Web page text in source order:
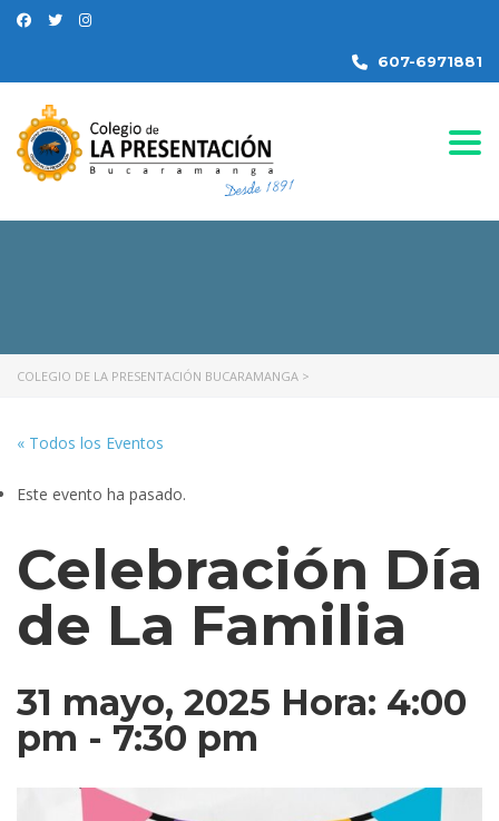
607-6971881
COLEGIO DE LA PRESENTACIÓN BUCARAMANGA >
« Todos los Eventos
Este evento ha pasado.
Celebración Día
de La Familia
31 mayo, 2025 Hora: 4:00
pm - 7:30 pm